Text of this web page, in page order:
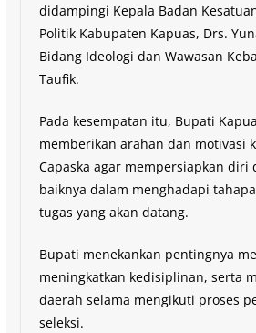
didampingi Kepala Badan
Politik Kabupaten Kapuas, Drs.
Bidang Ideologi dan Wawasan
Taufik.
Pada kesempatan itu, Bupati
memberikan arahan dan motivasi
Capaska agar mempersiapkan diri
baiknya dalam menghadapi
tugas yang akan datang.
Bupati menekankan pentingnya
meningkatkan kedisiplinan, serta
daerah selama mengikuti proses
seleksi.